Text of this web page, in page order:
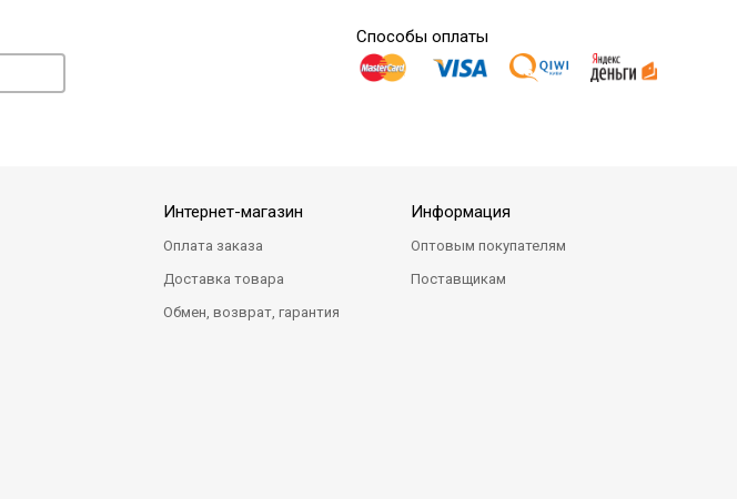
Способы оплаты
Интернет-магазин
Оплата заказа
Доставка товара
Обмен, возврат, гарантия
Информация
Оптовым покупателям
Поставщикам